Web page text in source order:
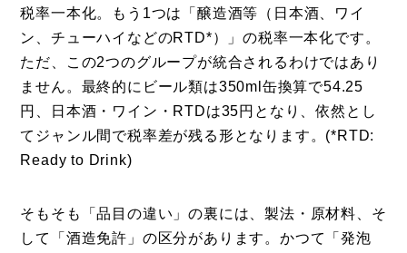
税率一本化。もう1つは「醸造酒等（日本酒、ワイ
ン、チューハイなどのRTD*）」の税率一本化です。
ただ、この2つのグループが統合されるわけではあり
ません。最終的にビール類は350ml缶換算で54.25
円、日本酒・ワイン・RTDは35円となり、依然とし
てジャンル間で税率差が残る形となります。(*RTD:
Ready to Drink)
そもそも「品目の違い」の裏には、製法・原材料、そ
して「酒造免許」の区分があります。かつて「発泡